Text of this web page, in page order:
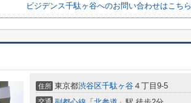
ビジデンス千駄ヶ谷へのお問い合わせはこちら
住所 東京都渋谷区千駄ヶ谷 ４丁目9-5
交通